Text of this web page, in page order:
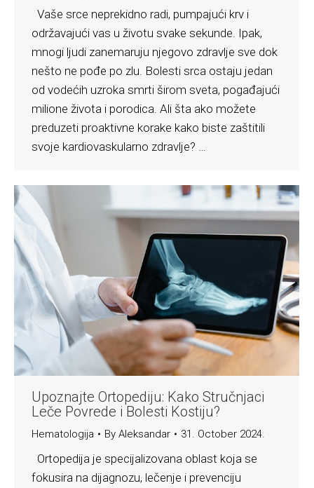
Vaše srce neprekidno radi, pumpajući krv i
održavajući vas u životu svake sekunde. Ipak,
mnogi ljudi zanemaruju njegovo zdravlje sve dok
nešto ne pođe po zlu. Bolesti srca ostaju jedan
od vodećih uzroka smrti širom sveta, pogađajući
milione života i porodica. Ali šta ako možete
preduzeti proaktivne korake kako biste zaštitili
svoje kardiovaskularno zdravlje? …
Upoznajte Ortopediju: Kako Stručnjaci
Leče Povrede i Bolesti Kostiju?
Hematologija By Aleksandar 31. October 2024.
Ortopedija je specijalizovana oblast koja se
fokusira na dijagnozu, lečenje i prevenciju